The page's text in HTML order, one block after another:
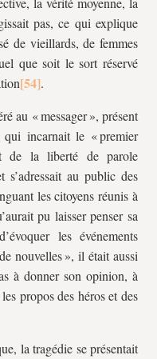
pas, ce qui explique
de vieillards, de femmes
que soit le sort réservé
.
au « messager », présent
qui incarnait le « premier
de la liberté de parole
s’adressait au public des
les citoyens réunis à
pu laisser penser sa
les événements
nouvelles », il était aussi
à donner son opinion, à
propos des héros et des
la tragédie se présentait